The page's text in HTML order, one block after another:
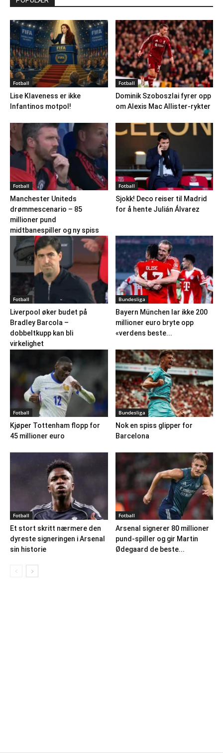
Fotball
Lise Klaveness er ikke
Infantinos motpol!
Fotball
Dominik Szoboszlai fyrer opp
om Alexis Mac Allister-rykter
Fotball
Manchester Uniteds
drømmescenario – 85
millioner pund
midtbanespiller og ny spiss
Fotball
Sjokk! Deco reiser til Madrid
for å hente Julián Álvarez
Fotball
Liverpool øker budet på
Bradley Barcola –
dobbeltkupp kan bli
virkelighet
Bundesliga
Bayern München lar ikke 200
millioner euro bryte opp
«verdens beste...
Fotball
Kjøper Tottenham flopp for
45 millioner euro
Bundesliga
Nok en spiss glipper for
Barcelona
Fotball
Et stort skritt nærmere den
dyreste signeringen i Arsenal
sin historie
Fotball
Arsenal signerer 80 millioner
pund-spiller og gir Martin
Ødegaard de beste...